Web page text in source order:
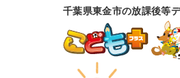
千葉県東金市の放課後等